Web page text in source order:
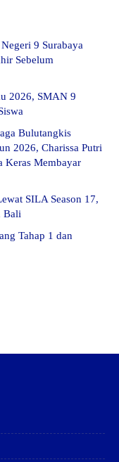
9 Surabaya
Sebelum
2026, SMAN 9
Bulutangkis
2026, Charissa Putri
Keras Membayar
SILA Season 17,
Bali
Tahap 1 dan